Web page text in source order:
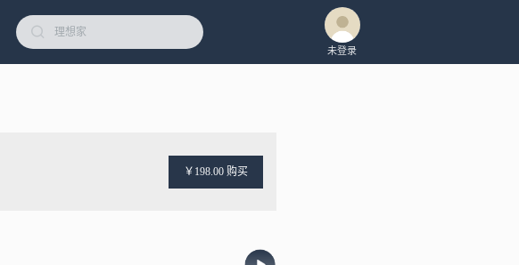
未登录
￥198.00 购买